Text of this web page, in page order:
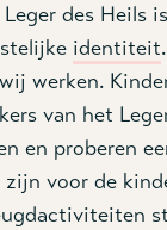
des Heils
identiteit.
werken.
van het
en proberen
voor de